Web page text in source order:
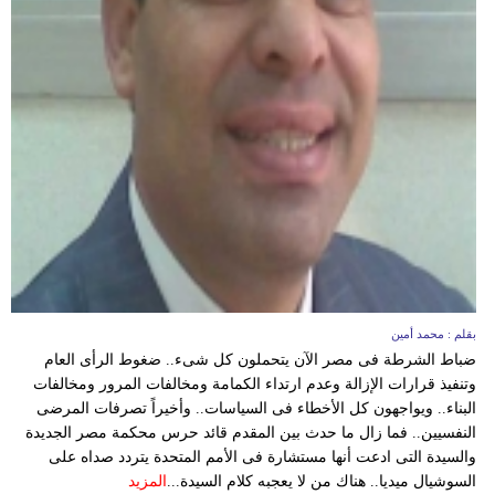
بقلم : محمد أمين
ضباط الشرطة فى مصر الآن يتحملون كل شىء.. ضغوط الرأى العام
وتنفيذ قرارات الإزالة وعدم ارتداء الكمامة ومخالفات المرور ومخالفات
البناء.. ويواجهون كل الأخطاء فى السياسات.. وأخيراً تصرفات المرضى
النفسيين.. فما زال ما حدث بين المقدم قائد حرس محكمة مصر الجديدة
والسيدة التى ادعت أنها مستشارة فى الأمم المتحدة يتردد صداه على
السوشيال ميديا.. هناك من لا يعجبه كلام السيدة...
المزيد